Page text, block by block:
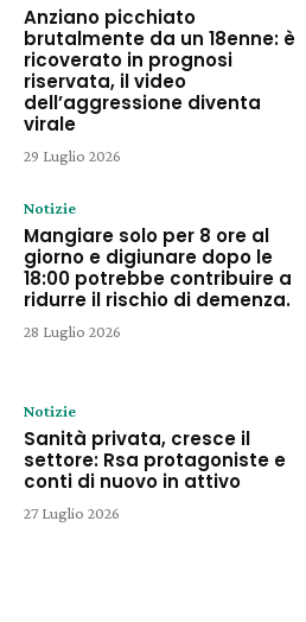
Anziano picchiato
brutalmente da un 18enne: è
ricoverato in prognosi
riservata, il video
dell’aggressione diventa
virale
29 Luglio 2026
Notizie
Mangiare solo per 8 ore al
giorno e digiunare dopo le
18:00 potrebbe contribuire a
ridurre il rischio di demenza.
28 Luglio 2026
Notizie
Sanità privata, cresce il
settore: Rsa protagoniste e
conti di nuovo in attivo
27 Luglio 2026